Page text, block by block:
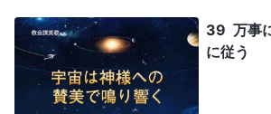
39 万事
に従う